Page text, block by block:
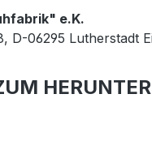
e.K.
D-06295 Lutherstadt